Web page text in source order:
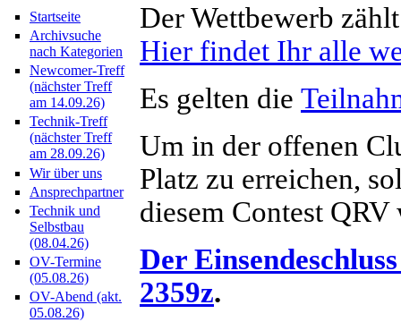
Startseite
Archivsuche
nach Kategorien
Newcomer-Treff
(nächster Treff
am 14.09.26)
Technik-Treff
(nächster Treff
am 28.09.26)
Wir über uns
Ansprechpartner
Technik und
Selbstbau
(08.04.26)
OV-Termine
(05.08.26)
OV-Abend (akt.
05.08.26)
Der Wettbewerb
Hier findet Ihr alle
Es gelten die
Um in der offenen
Platz zu erreichen,
diesem Contest QRV
Der
2359z.